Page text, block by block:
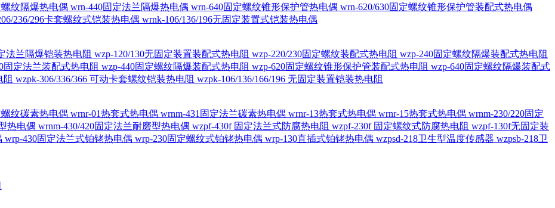
纹隔爆热电偶 wrn-440固定法兰隔爆热电偶 wrn-640固定螺纹锥形保护管热电偶 wrn-620/630固定螺纹锥形保护管装配式热电偶
236/296卡套螺纹式铠装热电偶 wrnk-106/136/196无固定装置式铠装热电偶
法兰隔爆铠装热电阻 wzp-120/130无固定装置装配式热电阻 wzp-220/230固定螺纹装配式热电阻 wzp-240固定螺纹隔爆装配式热电阻
固定法兰装配式热电阻 wzp-440固定螺纹隔爆装配式热电阻 wzp-620固定螺纹锥形保护管装配式热电阻 wzp-640固定螺纹隔爆装配式
阻 wzpk-306/336/366 可动卡套螺纹铠装热电阻 wzpk-106/136/166/196 无固定装置铠装热电阻
纹碳素热电偶 wrnr-01热套式热电偶 wrnm-431固定法兰碳素热电偶 wrnr-13热套式热电偶 wrnr-15热套式热电偶 wrnm-230/220固定
热电偶 wrnm-430/420固定法兰耐磨型热电偶 wzpf-430f 固定法兰式防腐热电阻 wzpf-230f 固定螺纹式防腐热电阻 wzpf-130f无固定装
wrp-430固定法兰式铂铑热电偶 wrp-230固定螺纹式铂铑热电偶 wrp-130直插式铂铑热电偶 wzpsd-218卫生型温度传感器 wzpsb-218卫